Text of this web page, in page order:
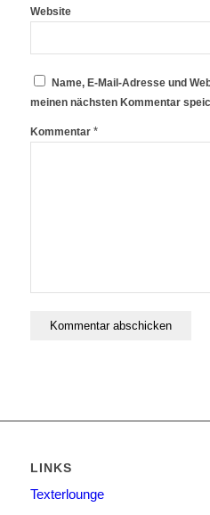
Website
Name, E-Mail-Adresse und
meinen nächsten Kommentar
Kommentar *
LINKS
Texterlounge